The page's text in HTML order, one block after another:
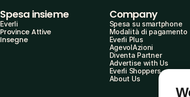
Spesa insieme
Everli
Province Attive
Insegne
Company
Spesa su smartphone
Modalità di pagamento
Everli Plus
AgevolAzioni
Diventa Partner
Advertise with Us
Everli Shoppers
About Us